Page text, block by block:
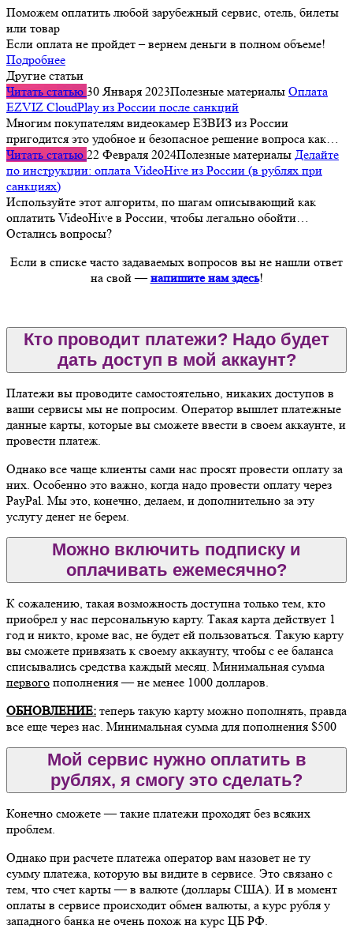
Поможем оплатить любой зарубежный сервис, отель, билеты
или товар
Если оплата не пройдет – вернем деньги в полном объеме!
Подробнее
Другие статьи
Читать статью 30 Января 2023Полезные материалы Оплата
EZVIZ CloudPlay из России после санкций
Многим покупателям видеокамер ЕЗВИЗ из России
пригодится это удобное и безопасное решение вопроса как…
Читать статью 22 Февраля 2024Полезные материалы Делайте
по инструкции: оплата VideoHive из России (в рублях при
санкциях)
Используйте этот алгоритм, по шагам описывающий как
оплатить VideoHive в России, чтобы легально обойти…
Остались вопросы?
Если в списке часто задаваемых вопросов вы не нашли ответ
на свой —напишите нам здесь!
Кто проводит платежи? Надо будет
дать доступ в мой аккаунт?
Платежи вы проводите самостоятельно, никаких доступов в
ваши сервисы мы не попросим. Оператор вышлет платежные
данные карты, которые вы сможете ввести в своем аккаунте, и
провести платеж.
Однако все чаще клиенты сами нас просят провести оплату за
них. Особенно это важно, когда надо провести оплату через
PayPal. Мы это, конечно, делаем, и дополнительно за эту
услугу денег не берем.
Можно включить подписку и
оплачивать ежемесячно?
К сожалению, такая возможность доступна только тем, кто
приобрел у нас персональную карту. Такая карта действует 1
год и никто, кроме вас, не будет ей пользоваться. Такую карту
вы сможете привязать к своему аккаунту, чтобы с ее баланса
списывались средства каждый месяц. Минимальная сумма
первого пополнения — не менее 1000 долларов.
ОБНОВЛЕНИЕ: теперь такую карту можно пополнять, правда
все еще через нас. Минимальная сумма для пополнения $500
Мой сервис нужно оплатить в
рублях, я смогу это сделать?
Конечно сможете — такие платежи проходят без всяких
проблем.
Однако при расчете платежа оператор вам назовет не ту
сумму платежа, которую вы видите в сервисе. Это связано с
тем, что счет карты — в валюте (доллары США). И в момент
оплаты в сервисе происходит обмен валюты, а курс рубля у
западного банка не очень похож на курс ЦБ РФ.